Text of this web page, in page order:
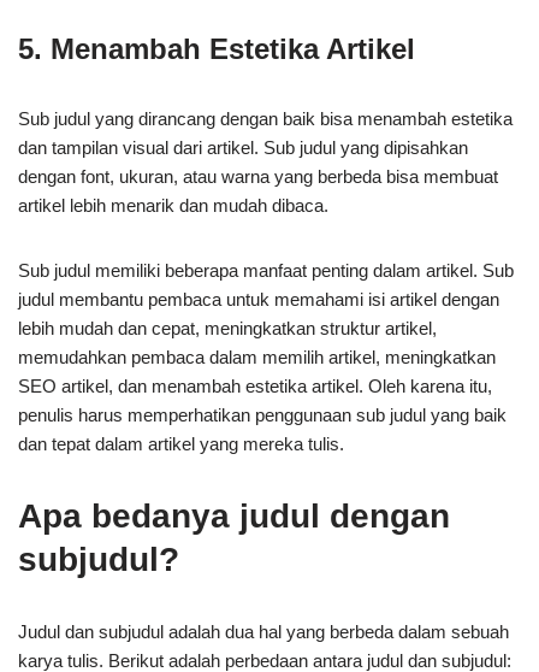
5. Menambah Estetika Artikel
Sub judul yang dirancang dengan baik bisa menambah estetika
dan tampilan visual dari artikel. Sub judul yang dipisahkan
dengan font, ukuran, atau warna yang berbeda bisa membuat
artikel lebih menarik dan mudah dibaca.
Sub judul memiliki beberapa manfaat penting dalam artikel. Sub
judul membantu pembaca untuk memahami isi artikel dengan
lebih mudah dan cepat, meningkatkan struktur artikel,
memudahkan pembaca dalam memilih artikel, meningkatkan
SEO artikel, dan menambah estetika artikel. Oleh karena itu,
penulis harus memperhatikan penggunaan sub judul yang baik
dan tepat dalam artikel yang mereka tulis.
Apa bedanya judul dengan
subjudul?
Judul dan subjudul adalah dua hal yang berbeda dalam sebuah
karya tulis. Berikut adalah perbedaan antara judul dan subjudul: